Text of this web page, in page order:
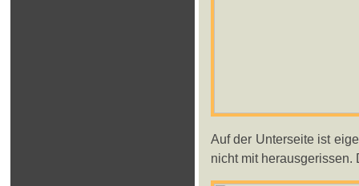
Auf der Unterseite ist
nicht mit herausgerissen.